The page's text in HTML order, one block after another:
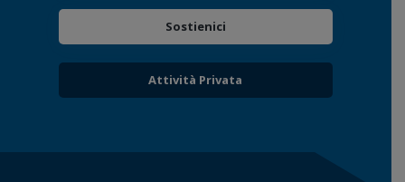
Sostienici
Attività Privata